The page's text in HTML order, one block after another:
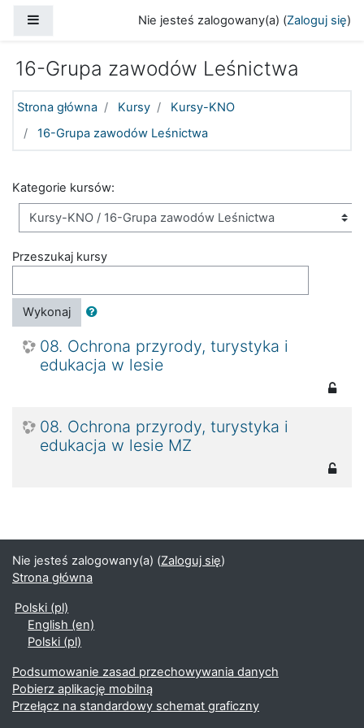
Nie jesteś zalogowany(a) (Zaloguj się)
16-Grupa zawodów Leśnictwa
Strona główna Kursy
Kursy-KNO
16-Grupa zawodów Leśnictwa
Kategorie kursów:
Przeszukaj kursy
Wykonaj
08. Ochrona przyrody, turystyka i
edukacja w lesie
08. Ochrona przyrody, turystyka i
edukacja w lesie MZ
Nie jesteś zalogowany(a) (Zaloguj się)
Strona główna
Polski ‎(pl)‎
English ‎(en)‎
Polski ‎(pl)‎
Podsumowanie zasad przechowywania danych
Pobierz aplikację mobilną
Przełącz na standardowy schemat graficzny